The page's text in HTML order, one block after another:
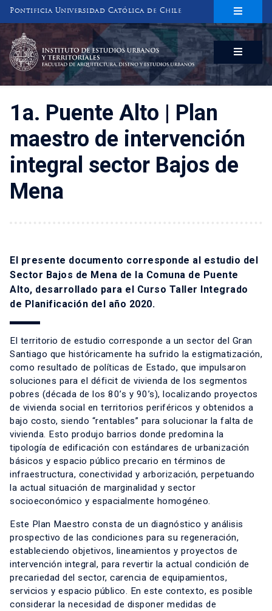
Pontificia Universidad Católica de Chile
INSTITUTO DE ESTUDIOS URBANOS
Y TERRITORIALES
FACULTAD DE ARQUITECTURA, DISEÑO Y ESTUDIOS URBANOS
1a. Puente Alto | Plan
maestro de intervención
integral sector Bajos de
Mena
El presente documento corresponde al estudio del
Sector Bajos de Mena de la Comuna de Puente
Alto, desarrollado para el Curso Taller Integrado
de Planificación del año 2020.
El territorio de estudio corresponde a un sector del Gran
Santiago que históricamente ha sufrido la estigmatización,
como resultado de políticas de Estado, que impulsaron
soluciones para el déficit de vivienda de los segmentos
pobres (década de los 80’s y 90’s), localizando proyectos
de vivienda social en territorios periféricos y obtenidos a
bajo costo, siendo “rentables” para solucionar la falta de
vivienda. Esto produjo barrios donde predomina la
tipología de edificación con estándares de urbanización
básicos y espacio público precario en términos de
infraestructura, conectividad y arborización, perpetuando
la actual situación de marginalidad y sector
socioeconómico y espacialmente homogéneo.
Este Plan Maestro consta de un diagnóstico y análisis
prospectivo de las condiciones para su regeneración,
estableciendo objetivos, lineamientos y proyectos de
intervención integral, para revertir la actual condición de
precariedad del sector, carencia de equipamientos,
servicios y espacio público. En este contexto, es posible
considerar la necesidad de disponer medidas de